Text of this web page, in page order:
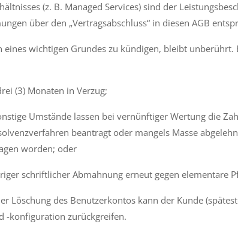
(z. B. Managed Services) sind der
über den „Vertragsabschluss“ in diesen AGB
eines wichtigen Grundes zu kündigen, bleibt
(3) Monaten in Ver­zug;
Um­stände lassen bei vernünftiger Wertung die
be­antragt oder mangels Masse
worden; oder
schriftlicher Abmah­nung erneut gegen elementare
Löschung des Benutzerkontos kann der Kunde
-konfiguration zurückgreifen.